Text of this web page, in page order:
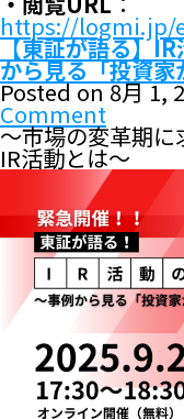
https://logmi.jp/
【東証が語る】
から見る「投資
Posted on 8月 1,
Comment
〜市場の変革期に
IR活動とは〜